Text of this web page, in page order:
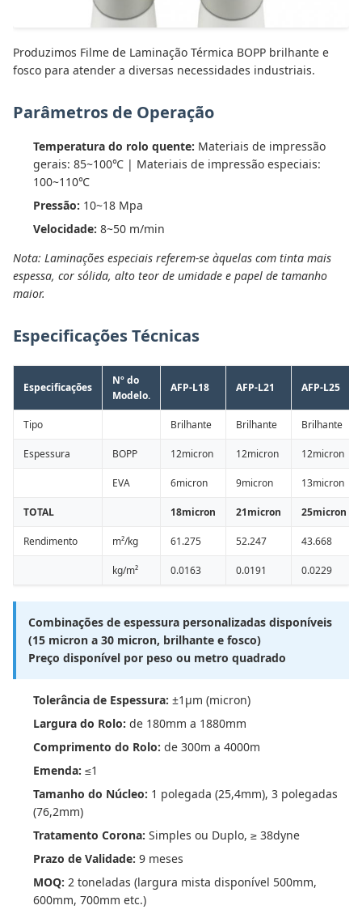
Produzimos Filme de Laminação Térmica BOPP brilhante e
fosco para atender a diversas necessidades industriais.
Parâmetros de Operação
Temperatura do rolo quente: Materiais de impressão
gerais: 85~100℃ | Materiais de impressão especiais:
100~110℃
Pressão: 10~18 Mpa
Velocidade: 8~50 m/min
Nota: Laminações especiais referem-se àquelas com tinta mais
espessa, cor sólida, alto teor de umidade e papel de tamanho
maior.
Especificações Técnicas
Especificações
Nº do
Modelo.
AFP-L18 AFP-L21 AFP-L25
Tipo Brilhante Brilhante Brilhante
Espessura BOPP 12micron 12micron 12micron
EVA 6micron 9micron 13micron
TOTAL 18micron 21micron 25micron
Rendimento m²/kg 61.275 52.247 43.668
kg/m² 0.0163 0.0191 0.0229
Combinações de espessura personalizadas disponíveis
(15 micron a 30 micron, brilhante e fosco)
Preço disponível por peso ou metro quadrado
Tolerância de Espessura: ±1μm (micron)
Largura do Rolo: de 180mm a 1880mm
Comprimento do Rolo: de 300m a 4000m
Emenda: ≤1
Tamanho do Núcleo: 1 polegada (25,4mm), 3 polegadas
(76,2mm)
Tratamento Corona: Simples ou Duplo, ≥ 38dyne
Prazo de Validade: 9 meses
MOQ: 2 toneladas (largura mista disponível 500mm,
600mm, 700mm etc.)